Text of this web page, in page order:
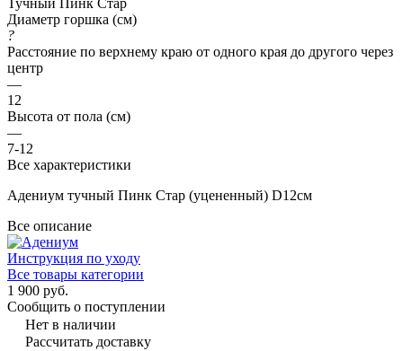
Диаметр горшка (см)
?
Расстояние по верхнему краю от одного края до другого через
центр
—
12
Высота от пола (см)
—
7-12
Все характеристики
Адениум тучный Пинк Стар (уцененный) D12см
Все описание
Инструкция по уходу
Все товары категории
1 900 руб.
Сообщить о поступлении
Нет в наличии
Рассчитать доставку